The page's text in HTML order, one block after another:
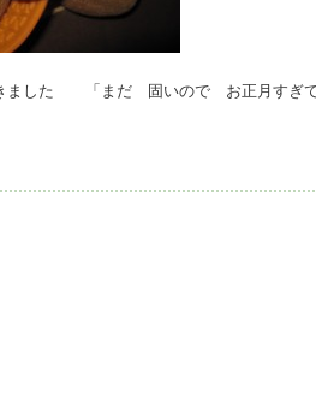
ました 「まだ 固いので お正月すぎ